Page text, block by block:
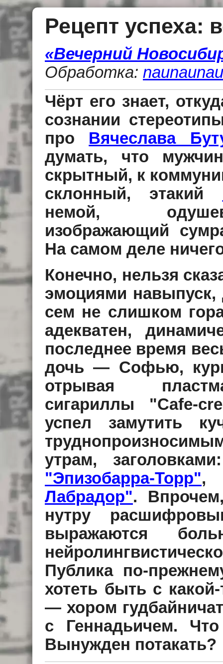
Рецепт успеха:
«Вечерний
Обработка:
Чёрт его знает,
сознании
про Вячеслава
думать, что
скрытный, к
склонный, этакий
немой,
изображающий
Hа самом деле
Конечно, нельзя
эмоциями навыпуск,
сем не слишком
адекватен,
последнее время
дочь — Софью,
отрывая
сигариллы "Cafe-
успел замутить
утрам,
"Эпизобарра-Торр",
Лабрадор".
нутру
выражаются
Публика по-
хотеть быть с
— хором
с Геннадьичем.
Вынужден потакать?